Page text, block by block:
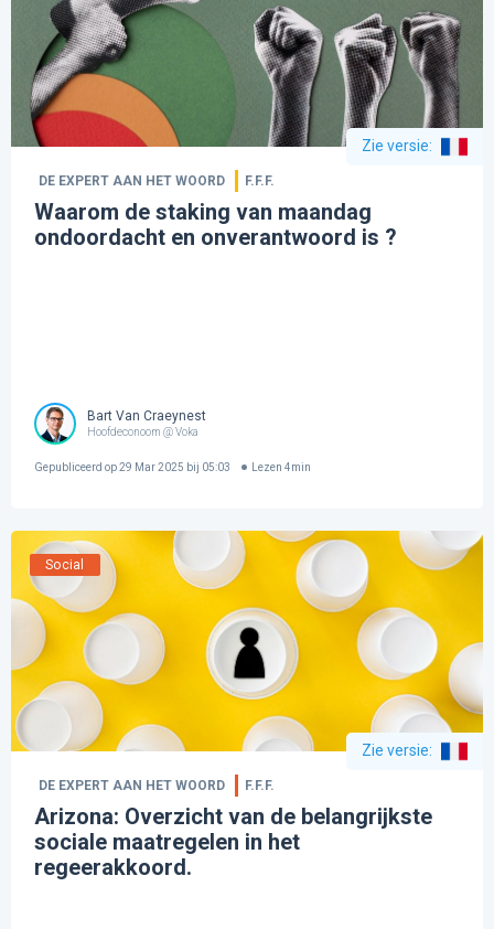
Zie versie:
DE EXPERT AAN HET WOORD F.F.F.
Waarom de staking van maandag
ondoordacht en onverantwoord is ?
Bart Van Craeynest
Hoofdeconoom @ Voka
Gepubliceerd op29 Mar 2025 bij 05:03 Lezen 4min
Social
Zie versie:
DE EXPERT AAN HET WOORD F.F.F.
Arizona: Overzicht van de belangrijkste
sociale maatregelen in het
regeerakkoord.